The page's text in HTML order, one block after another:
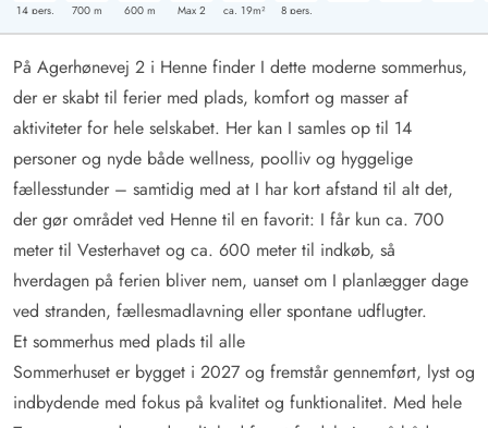
14pers. 700 m 600m Max 2 ca. 19m² 8pers.
På Agerhønevej 2 i Henne finder I dette moderne sommerhus,
der er skabt til ferier med plads, komfort og masser af
aktiviteter for hele selskabet. Her kan I samles op til 14
personer og nyde både wellness, poolliv og hyggelige
fællesstunder – samtidig med at I har kort afstand til alt det,
der gør området ved Henne til en favorit: I får kun ca. 700
meter til Vesterhavet og ca. 600 meter til indkøb, så
hverdagen på ferien bliver nem, uanset om I planlægger dage
ved stranden, fællesmadlavning eller spontane udflugter.
Et sommerhus med plads til alle
Sommerhuset er bygget i 2027 og fremstår gennemført, lyst og
indbydende med fokus på kvalitet og funktionalitet. Med hele